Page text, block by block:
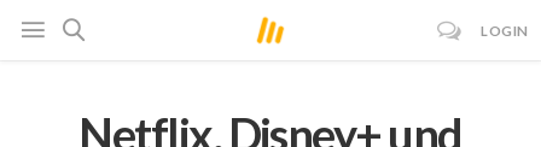
LOGIN
Netflix, Disney+ und